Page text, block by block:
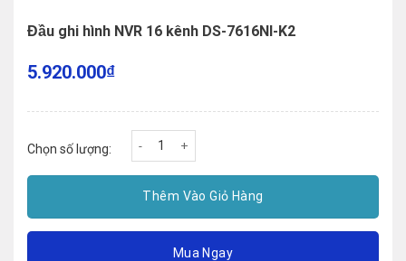
Đầu ghi hình NVR 16 kênh DS-7616NI-K2
5.920.000₫
Đầu ghi hình NVR 16 kênh DS-7616NI-K2 số lượng
Chọn số lượng:
Thêm Vào Giỏ Hàng
Mua Ngay